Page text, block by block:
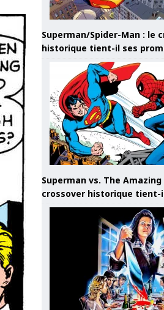
Superman/Spider-Man : le
historique tient-il ses
Superman vs. The
crossover historique tient-